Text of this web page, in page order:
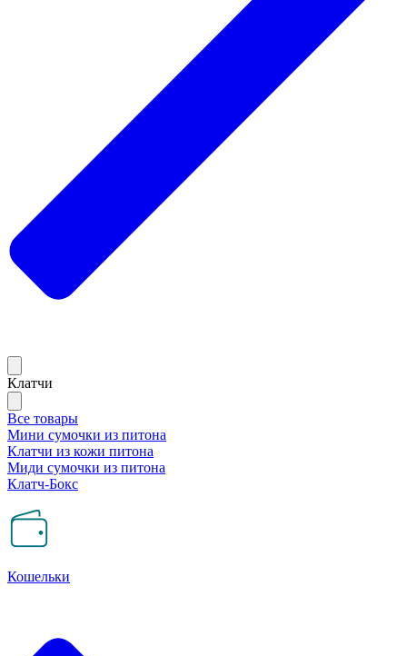
Клатчи
Все товары
Мини сумочки из питона
Клатчи из кожи питона
Миди сумочки из питона
Клатч-Бокс
Кошельки